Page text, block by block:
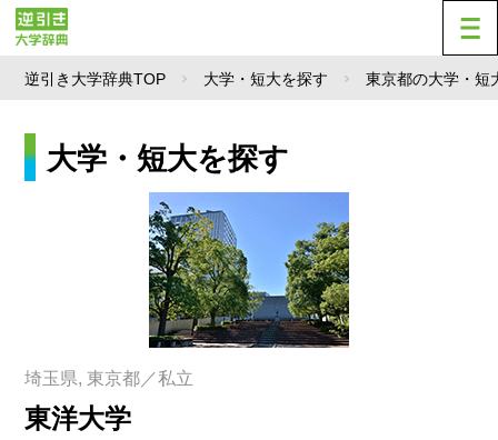
逆引き大学辞典TOP 大学・短大を探す 東京都の大学・短
大学・短大を探す
埼玉県, 東京都／私立
東洋大学